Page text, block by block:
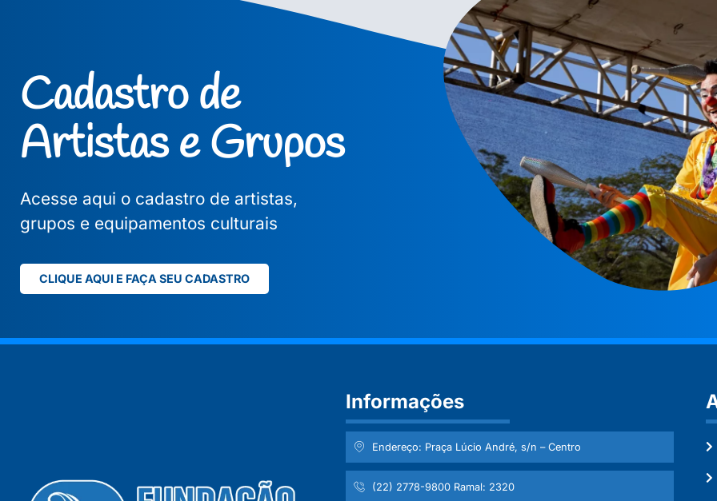
Cadastro de
Artistas e Grupos
Acesse aqui o cadastro de artistas,
grupos e equipamentos culturais
CLIQUE AQUI E FAÇA SEU CADASTRO
Informações
Endereço: Praça Lúcio André, s/n – Centro
(22) 2778-9800 Ramal: 2320